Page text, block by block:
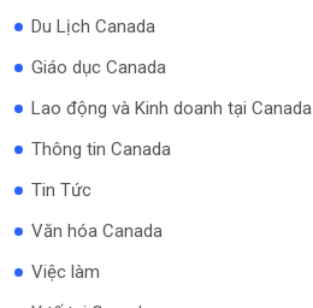
Du Lịch Canada
Giáo dục Canada
Lao động và Kinh doanh tại Canada
Thông tin Canada
Tin Tức
Văn hóa Canada
Việc làm